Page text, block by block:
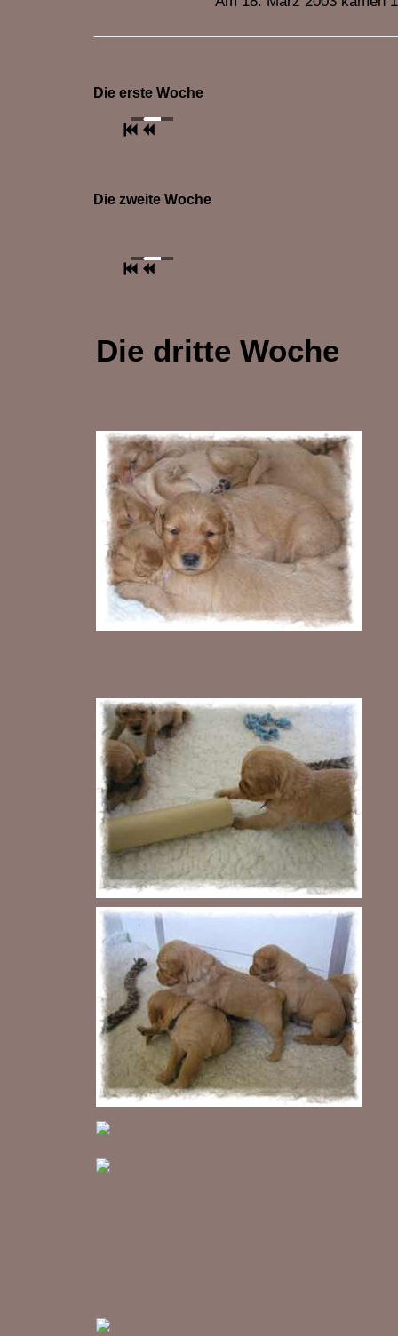
Die erste Woche
Die zweite Woche
Die dritte Woche